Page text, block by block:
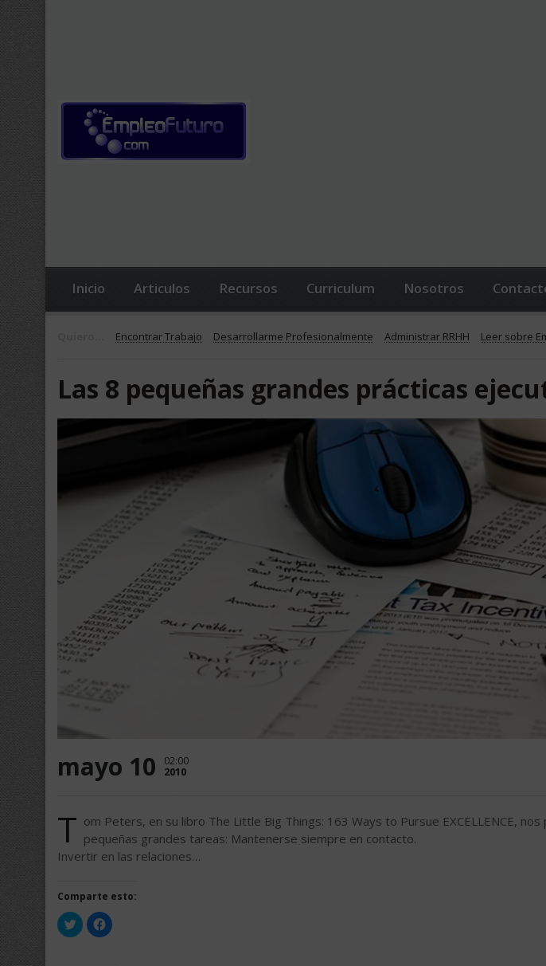
Inicio Articulos Recursos Curriculum Nosotros
Encontrar Trabajo Desarrollarme Profesionalmente Administrar RRHH Leer sobre
Las 8 pequeñas grandes prácticas
mayo 10 02:00
2010
T om Peters, en su libro The Little Big Things: 163 Ways to Pursue EXCELLENCE,
pequeñas grandes tareas: Mantenerse siempre en contacto.
Invertir en las relaciones…
Comparte esto:
Haz
clic
para
Haz
clic